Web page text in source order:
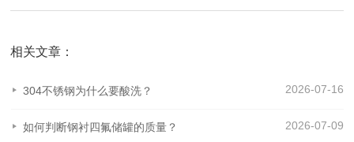
相关文章：
2026-07-16
304不锈钢为什么要酸洗？
2026-07-09
如何判断钢衬四氟储罐的质量？